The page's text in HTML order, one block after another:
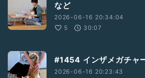
など
2026-06-16 20:34:04
5
30:07
#1454 インザメガチャ
2026-06-16 20:23:43